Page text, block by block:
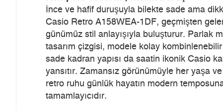
İnce ve hafif duruşuyla bilekte sade ama
Casio Retro A158WEA-1DF, geçmişten
günümüz stil anlayışıyla buluşturur. Parlak
tasarım çizgisi, modele kolay kombinlenebilir
sade kadran yapısı da saatin ikonik Casio
yansıtır. Zamansız görünümüyle her yaşa
retro ruhu günlük hayatın modern
tamamlayıcıdır.